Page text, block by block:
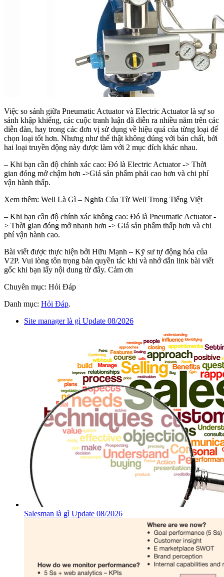
Việc so sánh giữa Pneumatic Actuator và Electric Actuator là sự so
sánh khập khiểng, các cuộc tranh luận đã diễn ra nhiều năm trên các
diễn đàn, hay trong các đơn vị sử dụng về hiệu quả của từng loại để
chọn loại tốt hơn. Nhưng như thế thật không đúng với bản chất, bởi
hai loại truyền động này được làm với 2 mục đích khác nhau.
– Khi bạn cần độ chính xác cao: Đó là Electric Actuator -> Thời
gian đóng mở chậm hơn ->Giá sản phẩm phải cao hơn và chi phí
vận hành thấp.
Xem thêm: Well Là Gì – Nghĩa Của Từ Well Trong Tiếng Việt
– Khi bạn cần độ chính xác không cao: Đó là Pneumatic Actuator -
> Thời gian đóng mở nhanh hơn -> Giá sản phẩm thấp hơn và chi
phí vận hành cao.
Bài viết được thực hiện bởi Hữu Mạnh – Kỹ sư tự động hóa của
V2P. Vui lòng tôn trọng bản quyền tác khi và nhớ dẫn link bài viết
gốc khi bạn lấy nội dung từ đây. Cảm ơn
Chuyên mục: Hỏi Đáp
Danh mục: Hỏi Đáp.
Site manager là gì Update 08/2026
Salesman là gì Update 08/2026